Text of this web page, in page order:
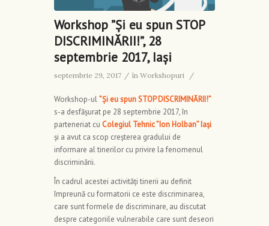
Workshop ”Și eu spun STOP
DISCRIMINĂRII!”, 28
septembrie 2017, Iași
septembrie 29, 2017 / în Workshopuri /
Workshop-ul”Și eu spun STOP DISCRIMINĂRII!”
s-a desfășurat pe 28 septembrie 2017, în
parteneriat cu Colegiul Tehnic ”Ion Holban” Iași
și a avut ca scop creșterea gradului de
informare al tinerilor cu privire la fenomenul
discriminării.
În cadrul acestei activități tinerii au definit
împreună cu formatorii ce este discriminarea,
care sunt formele de discriminare, au discutat
despre categoriile vulnerabile care sunt deseori